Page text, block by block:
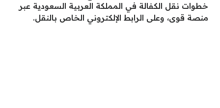
خطوات نقل الكفالة في المملكة العربية السعودية عبر
منصة قوى، وعلى الرابط الإلكتروني الخاص بالنقل.